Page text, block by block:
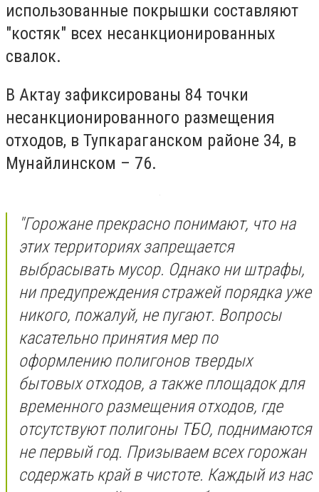
использованные покрышки составляют
"костяк" всех несанкционированных
свалок.
В Актау зафиксированы 84 точки
несанкционированного размещения
отходов, в Тупкараганском районе 34, в
Мунайлинском – 76.
"Горожане прекрасно понимают, что на
этих территориях запрещается
выбрасывать мусор. Однако ни штрафы,
ни предупреждения стражей порядка уже
никого, пожалуй, не пугают. Вопросы
касательно принятия мер по
оформлению полигонов твердых
бытовых отходов, а также площадок для
временного размещения отходов, где
отсутствуют полигоны ТБО, поднимаются
не первый год. Призываем всех горожан
содержать край в чистоте. Каждый из нас